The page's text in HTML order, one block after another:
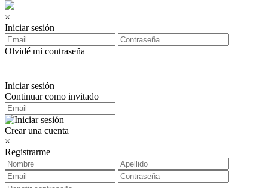
×
Iniciar sesión
Olvidé mi contraseña
Iniciar sesión
Continuar como invitado
Crear una cuenta
×
Registrarme